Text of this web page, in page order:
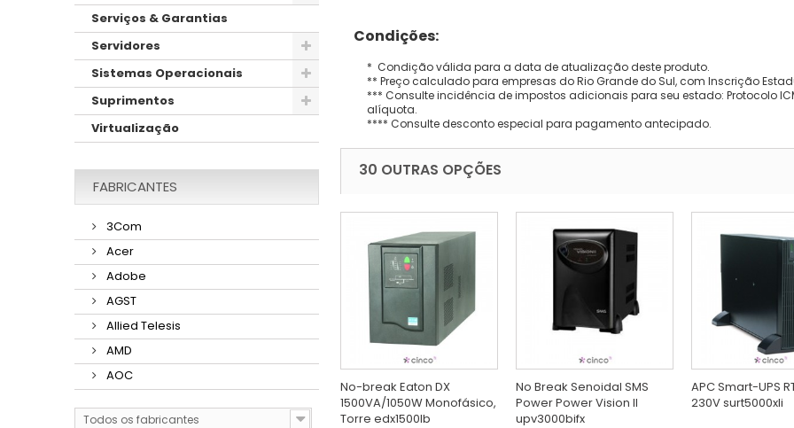
Serviços & Garantias
Servidores
Sistemas Operacionais
Suprimentos
Virtualização
FABRICANTES
3Com
Acer
Adobe
AGST
Allied Telesis
AMD
AOC
Todos os fabricantes
Condições:
* Condição válida para a data de atualização deste produto.
** Preço calculado para empresas do Rio Grande do Sul, com Inscrição
*** Consulte incidência de impostos adicionais para seu estado: Protocolo
alíquota.
**** Consulte desconto especial para pagamento antecipado.
30 OUTRAS OPÇÕES
No-break Eaton DX
1500VA/1050W Monofásico,
Torre edx1500lb
No Break Senoidal SMS
Power Power Vision II
upv3000bifx
APC Smart-UPS
230V surt5000xli